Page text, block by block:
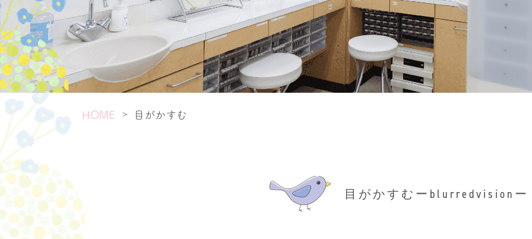
HOME > 目がかすむ
目がかすむーblurredvisionー